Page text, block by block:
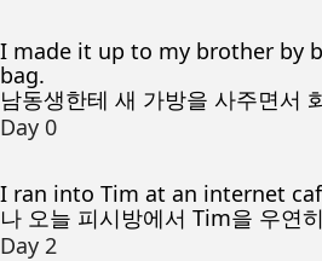
I made it up to my brother by
bag.
남동생한테 새 가방을 사주면서
Day 0
I ran into Tim at an internet
나 오늘 피시방에서 Tim을 우연
Day 2